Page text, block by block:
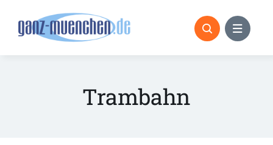
Trambahn